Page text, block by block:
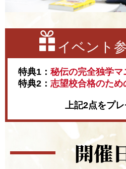
イベント
特典1： 秘伝の完全独学マ
特典2： 志望校合格のた
上記2点をプレ
開催